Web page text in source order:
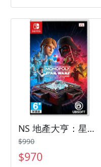
PlayStation 5 遊戲類
型：飛行射擊 遊玩人數：
1 人 作品分級：輔 15 級
製作廠商：Bandai
Namco Entertainment
Inc. 發行廠商：Bandai
Namco Entertainment
Asia Pte Ltd. 代理廠商：
展碁國際
NS 地產大亨：星際大戰 英雄 vs 惡棍 中文版
$990
$970